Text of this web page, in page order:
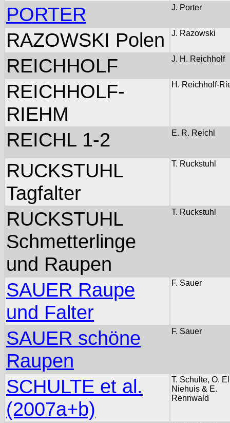
PORTER J. Porter
RAZOWSKI Polen J. Razowski
REICHHOLF J. H. Reichholf
REICHHOLF-
RIEHM
H. Reichholf-
REICHL 1-2 E. R. Reichl
RUCKSTUHL
Tagfalter
T. Ruckstuhl
RUCKSTUHL
Schmetterlinge
und Raupen
T. Ruckstuhl
SAUER Raupe
und Falter
F. Sauer
SAUER schöne
Raupen
F. Sauer
SCHULTE et al.
(2007a+b)
T. Schulte, O.
Niehuis & E.
Rennwald